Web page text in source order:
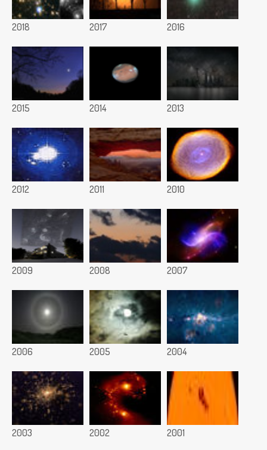
2018 2017 2016
2015 2014 2013
2012 2011 2010
2009 2008 2007
2006 2005 2004
2003 2002 2001